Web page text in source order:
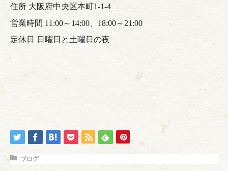
住所 大阪府中央区本町1-1-4
営業時間 11:00～ 14:00 18:00～21:00
定休日 日曜日と土曜日の夜
ブログ